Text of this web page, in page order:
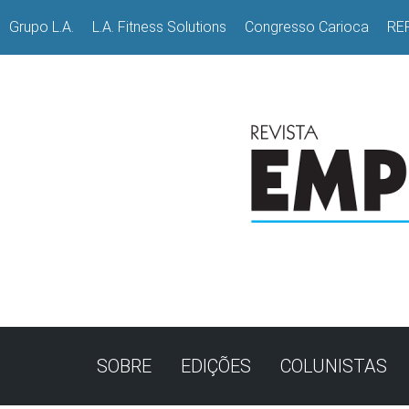
Grupo L.A. L.A. Fitness Solutions Congresso Carioca
SOBRE EDIÇÕES COLUNISTAS